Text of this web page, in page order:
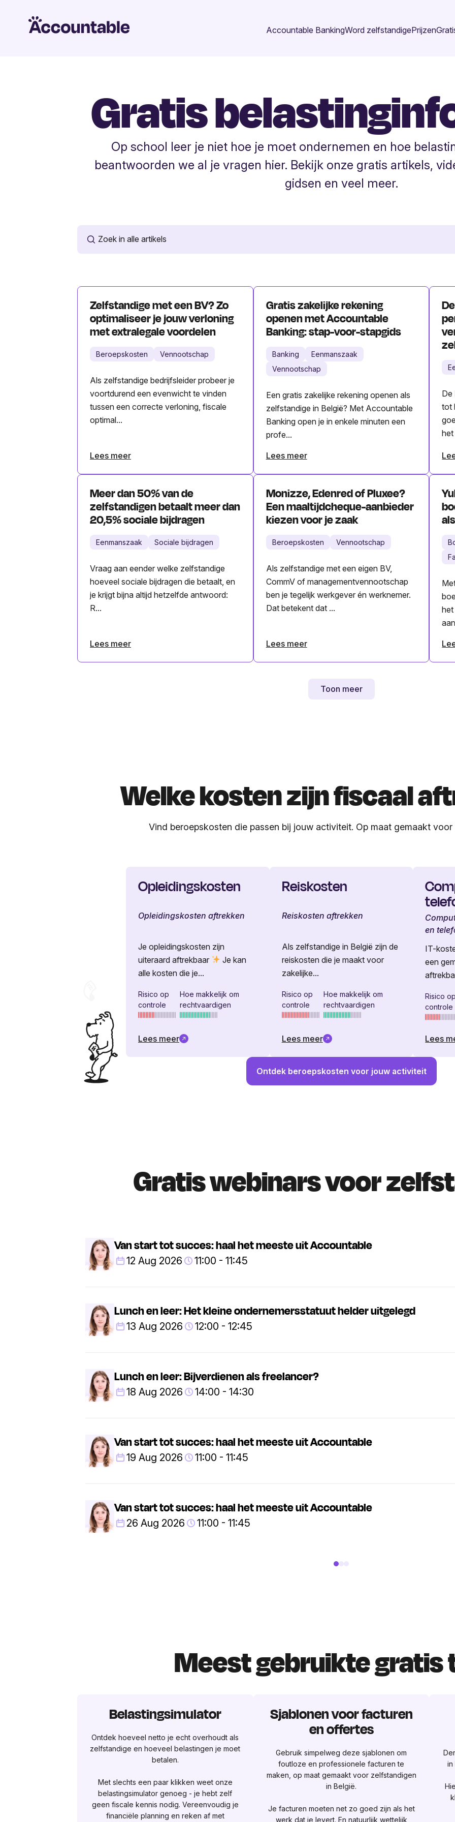
Accountable BankingWord zelfstandigePrijzen
Gratis
Op school leer je niet hoe je moet ondernemen en hoe
beantwoorden we al je vragen hier. Bekijk onze gratis artikels,
gidsen en veel meer.
Zelfstandige met een BV? Zo
optimaliseer je jouw verloning
met extralegale voordelen
Beroepskosten Vennootschap
Als zelfstandige bedrijfsleider probeer je
voortdurend een evenwicht te vinden
tussen een correcte verloning, fiscale
optimal...
Lees meer
Gratis zakelijke rekening
openen met Accountable
Banking: stap-voor-stapgids
Banking
Eenmanszaak
Vennootschap
Een gratis zakelijke rekening openen als
zelfstandige in België? Met Accountable
Banking open je in enkele minuten een
profe...
Lees meer
De
tot
het
Meer dan 50% van de
zelfstandigen betaalt meer dan
20,5% sociale bijdragen
Eenmanszaak Sociale bijdragen
Vraag aan eender welke zelfstandige
hoeveel sociale bijdragen die betaalt, en
je krijgt bijna altijd hetzelfde antwoord:
R...
Lees meer
Monizze, Edenred of Pluxee?
Een maaltijdcheque-aanbieder
kiezen voor je zaak
Beroepskosten Vennootschap
Als zelfstandige met een eigen BV,
CommV of managementvennootschap
ben je tegelijk werkgever én werknemer.
Dat betekent dat ...
Lees meer
Toon meer
Welke kosten zijn fiscaal
Vind beroepskosten die passen bij jouw activiteit. Op maat gemaakt
Opleidingskosten
Opleidingskosten aftrekken
Je opleidingskosten zijn
uiteraard aftrekbaar
Je kan
alle kosten die je...
Risico op
controle
Hoe makkelijk om
rechtvaardigen
Lees meer
Reiskosten
Reiskosten aftrekken
Als zelfstandige in België zijn de
reiskosten die je maakt voor
zakelijke...
Risico op
controle
Hoe makkelijk om
rechtvaardigen
Lees meer
en
IT-
een
Risico op
controle
Lees
Ontdek beroepskosten voor jouw activiteit
Gratis webinars voor
Van start tot succes: haal het meeste uit Accountable
12 Aug 2026 11:00 - 11:45
Lunch en leer: Het kleine ondernemersstatuut helder uitgelegd
13 Aug 2026 12:00 - 12:45
Lunch en leer: Bijverdienen als freelancer?
18 Aug 2026 14:00 - 14:30
Van start tot succes: haal het meeste uit Accountable
19 Aug 2026 11:00 - 11:45
Van start tot succes: haal het meeste uit Accountable
26 Aug 2026 11:00 - 11:45
Meest gebruikte gratis
Belastingsimulator
Ontdek hoeveel netto je echt overhoudt als
zelfstandige en hoeveel belastingen je moet
betalen.
Met slechts een paar klikken weet onze
belastingsimulator genoeg - je hebt zelf
geen fiscale kennis nodig. Vereenvoudig je
financiële planning en reken af met
Sjablonen voor facturen
en offertes
Gebruik simpelweg deze sjablonen om
foutloze en professionele facturen te
maken, op maat gemaakt voor zelfstandigen
in België.
Je facturen moeten net zo goed zijn als het
werk dat je levert. En natuurlijk wettelijk
in